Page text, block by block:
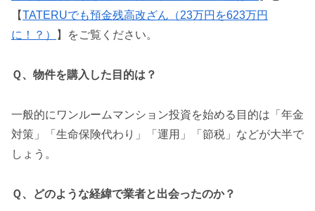
【TATERUでも預金残高改ざん（23万円を623万円
に！？）
】をご覧ください。
Ｑ、物件を購入した目的は？
一般的にワンルームマンション投資を始める目的は「年金
対策」「生命保険代わり」「運用」「節税」などが大半で
しょう。
Ｑ、どのような経緯で業者と出会ったのか？